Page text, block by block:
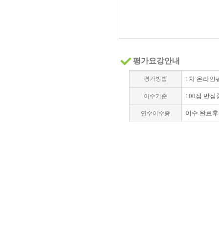
평가요강안내
평가방법 1차 온라인
이수기준 100점 만점
연수이수증 이수 완료